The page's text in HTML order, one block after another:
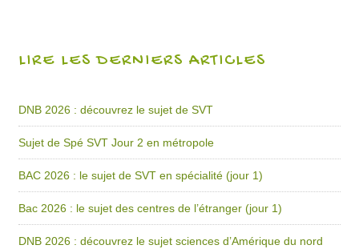
LIRE LES DERNIERS ARTICLES
DNB 2026 : découvrez le sujet de SVT
Sujet de Spé SVT Jour 2 en métropole
BAC 2026 : le sujet de SVT en spécialité (jour 1)
Bac 2026 : le sujet des centres de l’étranger (jour 1)
DNB 2026 : découvrez le sujet sciences d’Amérique du nord